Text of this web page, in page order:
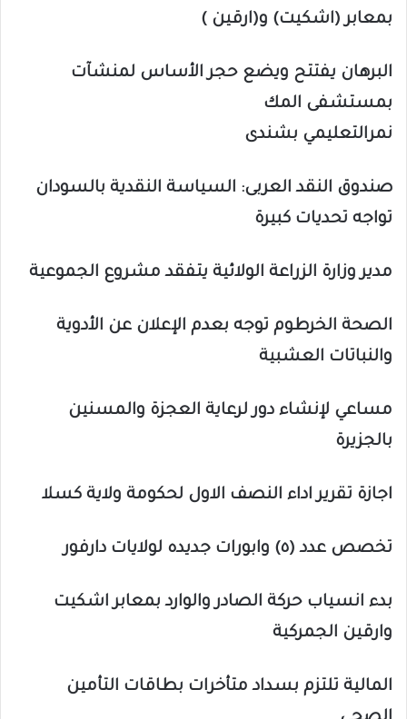
بمعابر (اشكيت) و(ارقين )
البرهان يفتتح ويضع حجر الأساس لمنشآت
بمستشفى المك
نمرالتعليمي بشندى
صندوق النقد العربى: السياسة النقدية بالسودان
تواجه تحديات كبيرة
مدير وزارة الزراعة الولائية يتفقد مشروع الجموعية
الصحة الخرطوم توجه بعدم الإعلان عن الأدوية
والنباتات العشبية
مساعي لإنشاء دور لرعاية العجزة والمسنين
بالجزيرة
اجازة تقرير اداء النصف الاول لحكومة ولاية كسلا
تخصص عدد (٥) وابورات جديده لولايات دارفور
بدء انسياب حركة الصادر والوارد بمعابر اشكيت
وارقين الجمركية
المالية تلتزم بسداد متأخرات بطاقات التأمين